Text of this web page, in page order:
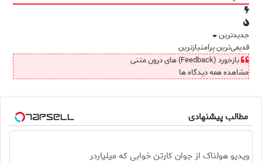
جدیدترین
قدیمی‌ترینپرامتیازترین
بازخورد (Feedback) های درون متنی
مشاهده همه دیدگاه ها
مطالب پیشنهادی
ویدیو هولناک از جوان کارتن خوابی که میلیاردر